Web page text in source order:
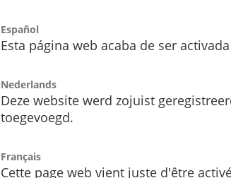
Español
Esta página web acaba de ser
Nederlands
Deze website werd zojuist
toegevoegd.
Français
Cette page web vient juste d'être